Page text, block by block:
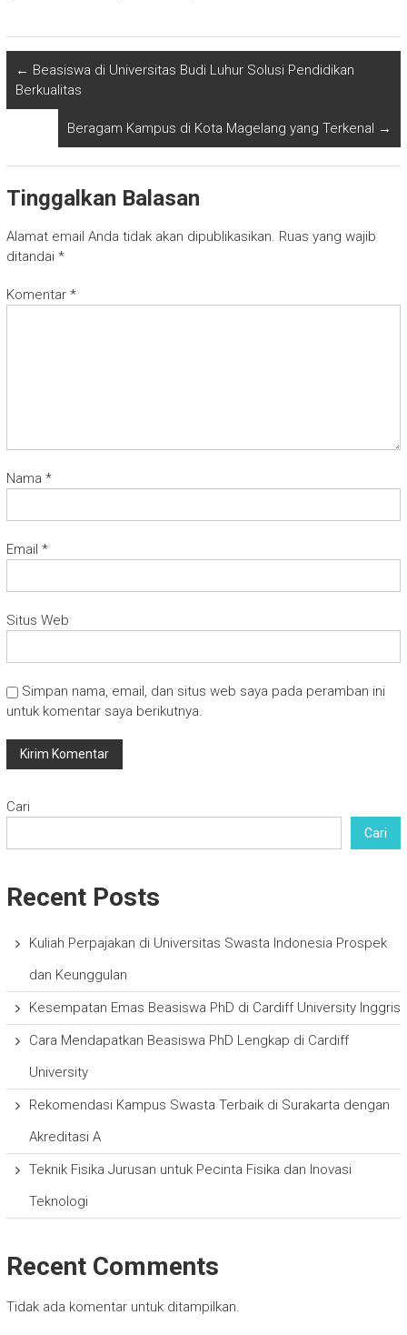
← Beasiswa di Universitas Budi Luhur Solusi Pendidikan
Berkualitas
Beragam Kampus di Kota Magelang yang Terkenal →
Tinggalkan Balasan
Alamat email Anda tidak akan dipublikasikan. Ruas yang wajib
ditandai *
Komentar *
Nama *
Email *
Situs Web
Simpan nama, email, dan situs web saya pada peramban ini
untuk komentar saya berikutnya.
Cari
Cari
Recent Posts
Kuliah Perpajakan di Universitas Swasta Indonesia Prospek
dan Keunggulan
Kesempatan Emas Beasiswa PhD di Cardiff University Inggris
Cara Mendapatkan Beasiswa PhD Lengkap di Cardiff
University
Rekomendasi Kampus Swasta Terbaik di Surakarta dengan
Akreditasi A
Teknik Fisika Jurusan untuk Pecinta Fisika dan Inovasi
Teknologi
Recent Comments
Tidak ada komentar untuk ditampilkan.